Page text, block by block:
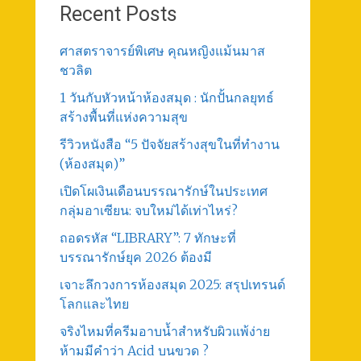
Recent Posts
ศาสตราจารย์พิเศษ คุณหญิงแม้นมาส
ชวลิต
1 วันกับหัวหน้าห้องสมุด : นักปั้นกลยุทธ์
สร้างพื้นที่แห่งความสุข
รีวิวหนังสือ “5 ปัจจัยสร้างสุขในที่ทำงาน
(ห้องสมุด)”
เปิดโผเงินเดือนบรรณารักษ์ในประเทศ
กลุ่มอาเซียน: จบใหม่ได้เท่าไหร่?
ถอดรหัส “LIBRARY”: 7 ทักษะที่
บรรณารักษ์ยุค 2026 ต้องมี
เจาะลึกวงการห้องสมุด 2025: สรุปเทรนด์
โลกและไทย
จริงไหมที่ครีมอาบน้ำสำหรับผิวแพ้ง่าย
ห้ามมีคำว่า Acid บนขวด ?